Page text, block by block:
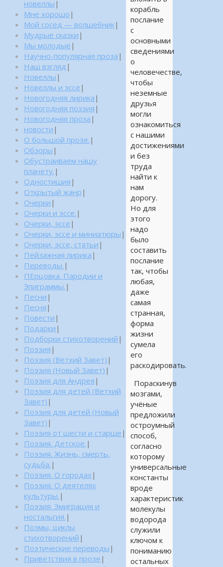
корабль
послание
с
основными
сведениями
о
человечестве,
чтобы
неземные
друзья
могли
ознакомиться
с нашими
достижениями
и без
труда
найти к
нам
дорогу.
Но для
этого
надо
было
составить
послание
так, чтобы
любая,
даже
самая
странная,
форма
жизни
сумела
его
раскодировать.
Пораскинув
мозгами,
учёные
предложили
остроумный
способ,
согласно
которому
универсальные
константы
вроде
характеристик
молекулы
водорода
служили
ключом к
пониманию
остальных
новеллы |
Мне хорошо |
Мой сосед — волшебник|
Мудрые сказки |
Мы молодые |
Научно-популярная проза |
Наш взгляд |
Новеллы |
Новеллы и эссе |
Новогодняя лирика |
Новогодняя поэзия |
Новогодняя проза |
новости |
О большой прозе. |
Обзоры |
Обустраиваем нашу
планету. |
Одностишия |
Открытый жанр |
Очерки |
Очерки и эссе. |
Очерки, эссе |
Очерки, эссе и миниатюры |
Очерки, эссе, статьи |
Пейзажная лирика |
Переводы. |
ПЕрцовка. Пародии и
Эпиграммы. |
Песни |
Песня |
Повести |
Подарки |
Подборки стихотворений |
Поэзия |
Поэзия (Ветхий Завет) |
Поэзия (Новый Завет) |
Поэзия для Андрея |
Поэзия для детей (Ветхий
Завет) |
Поэзия для детей (Новый
Завет) |
Поэзия от шести и старше |
Поэзия. Детское. |
Поэзия. Жизнь, смерть,
судьба. |
Поэзия. О городах |
Поэзия. О деятелях
культуры. |
Поэзия. Эмиграция и
ностальгия. |
Поэмы, циклы
стихотворений |
Поэтические переводы |
Приветствия в прозе |